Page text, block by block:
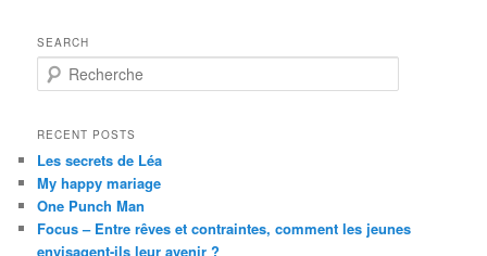
SEARCH
e
h
r
c
h
e
RECENT POSTS
Les secrets de Léa
My happy mariage
One Punch Man
Focus – Entre rêves et contraintes, comment les jeunes
envisagent-ils leur avenir ?